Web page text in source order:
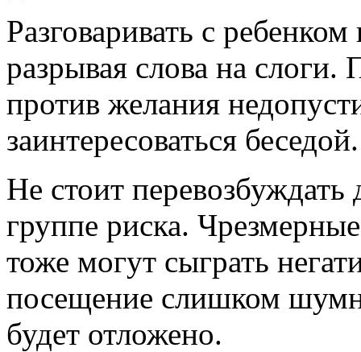
Разговаривать с
разрывая слова на слоги.
против желания
заинтересоваться беседой.
Не стоит
группе риска.
тоже могут сыграть
посещение слишком
будет отложено.